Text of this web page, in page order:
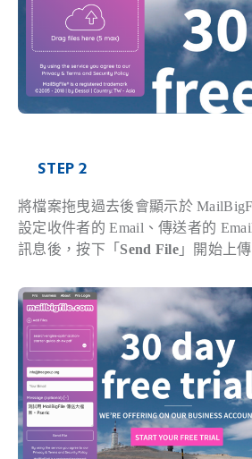
STEP 2
將檔案拖曳過去後會顯示於
設定收件者的 Email、傳送者的
訊息後，按下「 Send File 」開始上